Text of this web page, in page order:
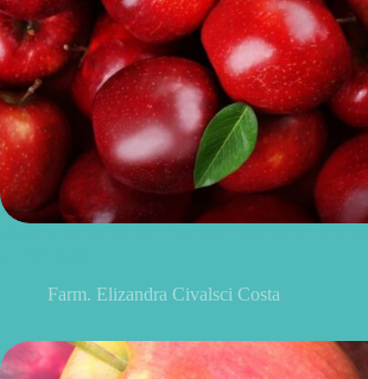
Farm. Elizandra Civalsci Costa